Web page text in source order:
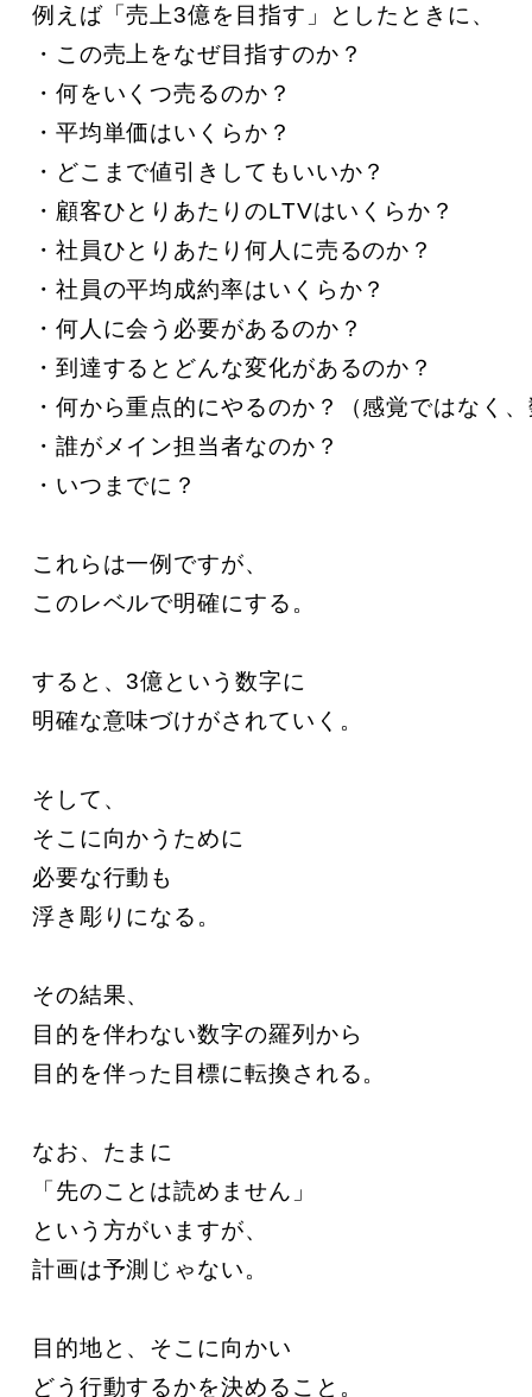
例えば「売上3億を目指す」としたときに、
・この売上をなぜ目指すのか？
・何をいくつ売るのか？
・平均単価はいくらか？
・どこまで値引きしてもいいか？
・顧客ひとりあたりのLTVはいくらか？
・社員ひとりあたり何人に売るのか？
・社員の平均成約率はいくらか？
・何人に会う必要があるのか？
・到達するとどんな変化があるのか？
・何から重点的にやるのか？（感覚ではなく
・誰がメイン担当者なのか？
・いつまでに？
これらは一例ですが、
このレベルで明確にする。
すると、3億という数字に
明確な意味づけがされていく。
そして、
そこに向かうために
必要な行動も
浮き彫りになる。
その結果、
目的を伴わない数字の羅列から
目的を伴った目標に転換される。
なお、たまに
「先のことは読めません」
という方がいますが、
計画は予測じゃない。
目的地と、そこに向かい
どう行動するかを決めること。